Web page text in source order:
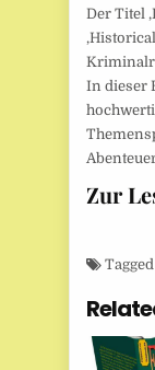
Der Titel
In dieser
Zur